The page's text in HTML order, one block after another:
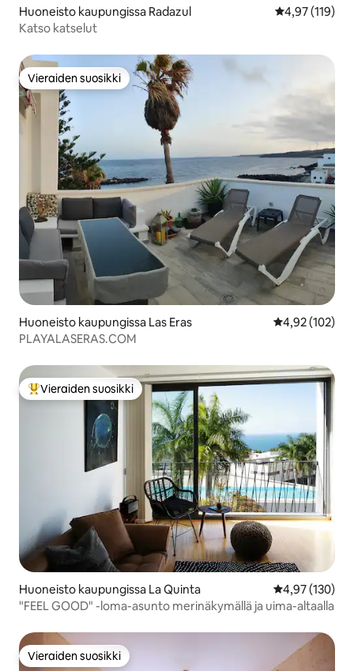
Huoneisto kaupungissa Radazul
4,97 (119)
Katso katselut
Vieraiden suosikki
Vieraiden suosikki
Huoneisto kaupungissa Las Eras
4,92 (102)
PLAYALASERAS.COM
Vieraiden suosikkien parhaimmistoa
Vieraiden suosikki
Huoneisto kaupungissa La Quinta
4,97 (130)
"FEEL GOOD" -loma-asunto merinäkymällä ja uima-altaalla
Vieraiden suosikki
Vieraiden suosikki